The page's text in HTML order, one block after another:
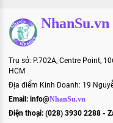
NhanSu.vn
Trụ sở: P.702A, Centre Point,
HCM
Địa điểm Kinh Doanh: 19
Email: info@NhanSu.vn
Điện thoại: (028) 3930 2288 -